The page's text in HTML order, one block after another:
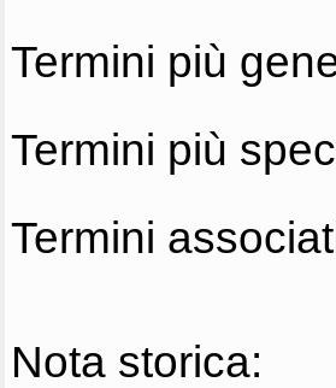
Termini più
Termini più
Termini
Nota storica: